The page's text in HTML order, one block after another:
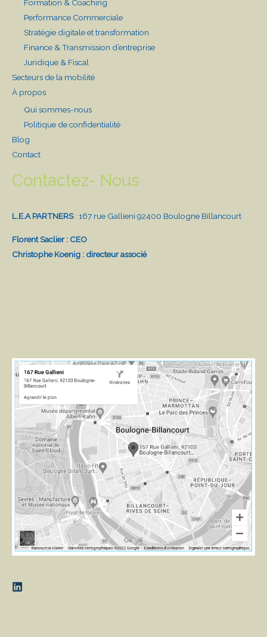
Formation & Coaching
Performance Commerciale
Stratégie digitale et transformation
Finance & Transmission d’entreprise
Juridique & Fiscal
Secteurs de la mobilité
À propos
Qui sommes-nous
Politique de confidentialité
Blog
Contact
Contactez- Nous
L.E.A PARTNERS: 167 rue Gallieni 92400 Boulogne Billancourt
Florent Saclier : CEO
Christophe Koenig : directeur associé